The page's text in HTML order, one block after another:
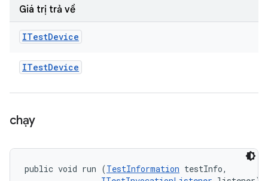
Giá trị trả về
ITestDevice
ITestDevice
chạy
public void run (TestInformation testInfo,